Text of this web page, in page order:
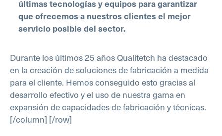
últimas tecnologías y equipos para garantizar
que ofrecemos a nuestros clientes el mejor
servicio posible del sector.
Durante los últimos 25 años Qualitetch ha destacado
en la creación de soluciones de fabricación a medida
para el cliente. Hemos conseguido esto gracias al
desarrollo efectivo y el uso de nuestra gama en
expansión de capacidades de fabricación y técnicas.
[/column] [/row]